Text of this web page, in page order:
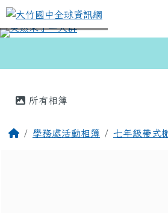
跳至主內容區
大竹國中全球資訊網
所有相簿
回首頁學務處活動相簿 七年級帶式